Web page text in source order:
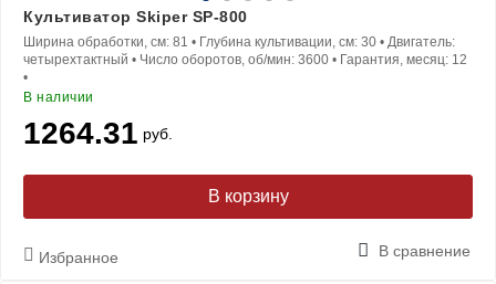
Культиватор Skiper SP-800
Ширина обработки, см: 81 • Глубина культивации, см: 30 • Двигатель:
четырехтактный • Число оборотов, об/мин: 3600 • Гарантия, месяц: 12
•
В наличии
1264.31 руб.
В корзину
Избранное В сравнение